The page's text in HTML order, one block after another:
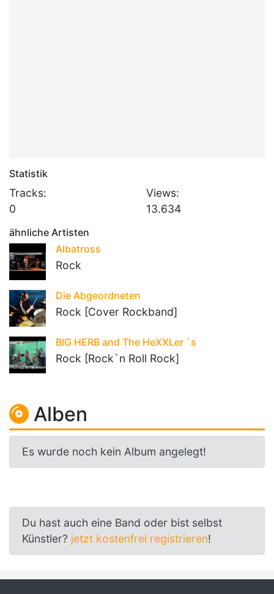
Statistik
Tracks:
0
Views:
13.634
ähnliche Artisten
Albatross
Rock
Die Abgeordneten
Rock [Cover Rockband]
BIG HERB and The HeXXLer `s
Rock [Rock`n Roll Rock]
Alben
Es wurde noch kein Album angelegt!
Du hast auch eine Band oder bist selbst
Künstler? jetzt kostenfrei registrieren!